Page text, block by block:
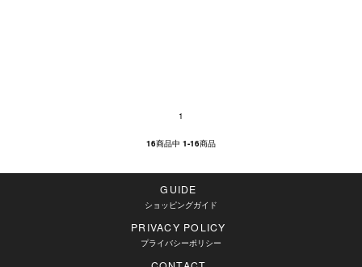
1
16商品中 1-16商品
GUIDE
ショッピングガイド
PRIVACY POLICY
プライバシーポリシー